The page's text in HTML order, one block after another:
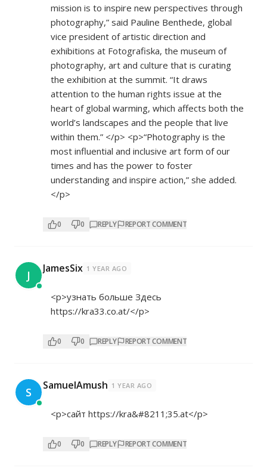
mission is to inspire new perspectives through
photography,” said Pauline Benthede, global
vice president of artistic direction and
exhibitions at Fotografiska, the museum of
photography, art and culture that is curating
the exhibition at the summit. “It draws
attention to the human rights issue at the
heart of global warming, which affects both the
world’s landscapes and the people that live
within them.” </p> <p>“Photography is the
most influential and inclusive art form of our
times and has the power to foster
understanding and inspire action,” she added.
</p>
0 0 REPLY REPORT COMMENT
J JamesSix 1 YEAR AGO
<p>узнать больше Здесь
https://kra33.co.at/</p>
0 0 REPLY REPORT COMMENT
S SamuelAmush 1 YEAR AGO
<p>сайт https://kra&#8211;35.at</p>
0 0 REPLY REPORT COMMENT